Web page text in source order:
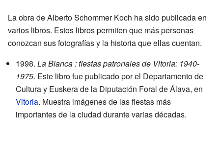
La obra de Alberto Schommer Koch ha sido publicada en
varios libros. Estos libros permiten que más personas
conozcan sus fotografías y la historia que ellas cuentan.
1998. La Blanca : fiestas patronales de Vitoria: 1940-
1975. Este libro fue publicado por el Departamento de
Cultura y Euskera de la Diputación Foral de Álava, en
Vitoria. Muestra imágenes de las fiestas más
importantes de la ciudad durante varias décadas.